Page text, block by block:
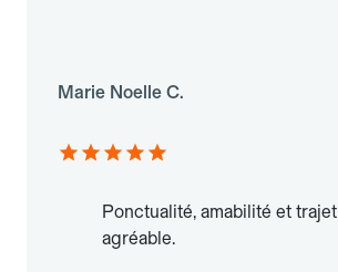
Marie Noelle C.
Ponctualité, amabilité et trajet
agréable.